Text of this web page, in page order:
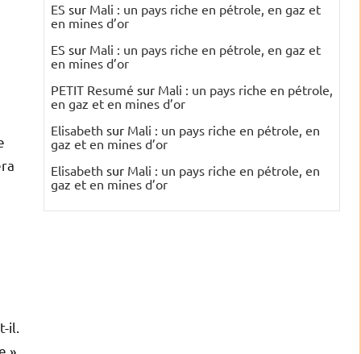
il.
».
ES sur Mali : un pays riche en pétrole, en gaz et
en mines d’or
ES sur Mali : un pays riche en pétrole, en gaz et
en mines d’or
PETIT Resumé sur Mali : un pays riche en pétrole,
en gaz et en mines d’or
Elisabeth sur Mali : un pays riche en pétrole, en
gaz et en mines d’or
Elisabeth sur Mali : un pays riche en pétrole, en
gaz et en mines d’or